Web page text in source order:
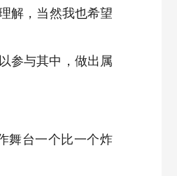
解，当然我也希望
参与其中，做出属
舞台一个比一个炸